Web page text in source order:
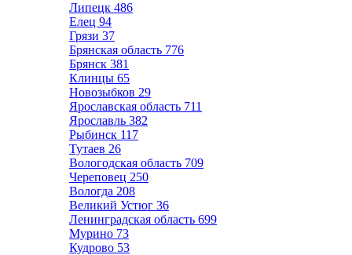
Липецк 486
Елец 94
Грязи 37
Брянская область 776
Брянск 381
Клинцы 65
Новозыбков 29
Ярославская область 711
Ярославль 382
Рыбинск 117
Тутаев 26
Вологодская область 709
Череповец 250
Вологда 208
Великий Устюг 36
Ленинградская область 699
Мурино 73
Кудрово 53